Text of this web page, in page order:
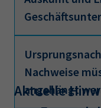
bequem über
es bewilligt
zurückkommt,
Behören,
Der
Prüfung seiner
mündliche und
Nachweise
angehängt
Aktuelle